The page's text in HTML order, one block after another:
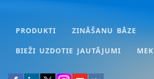
PRODUKTI ZINĀŠANU BĀZE
BIEŽI UZDOTIE JAUTĀJUMI